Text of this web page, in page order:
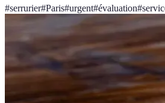
#serrurier#Paris#urgent#évaluation#